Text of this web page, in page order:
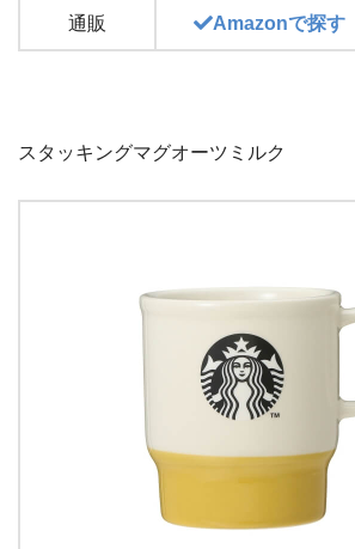
通販 Amazonで探す
スタッキングマグオーツミルク